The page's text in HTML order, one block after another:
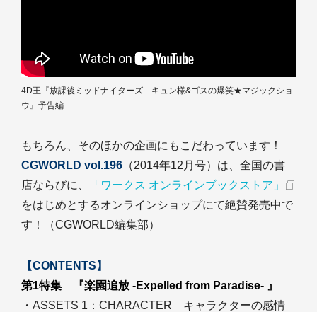
4D王『放課後ミッドナイターズ キュン様&ゴスの爆笑★マジックショ
ウ』予告編
もちろん、そのほかの企画にもこだわっています！
CGWORLD vol.196 （2014年12月号）は、全国の書
店ならびに、
「ワークス オンラインブックストア」
をはじめとするオンラインショップにて絶賛発売中で
す！（CGWORLD編集部）
【CONTENTS】
第1特集 『楽園追放 -Expelled from Paradise- 』
・ASSETS 1：CHARACTER キャラクターの感情